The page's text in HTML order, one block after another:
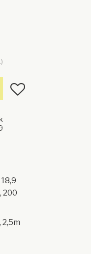
Add to favorites
200